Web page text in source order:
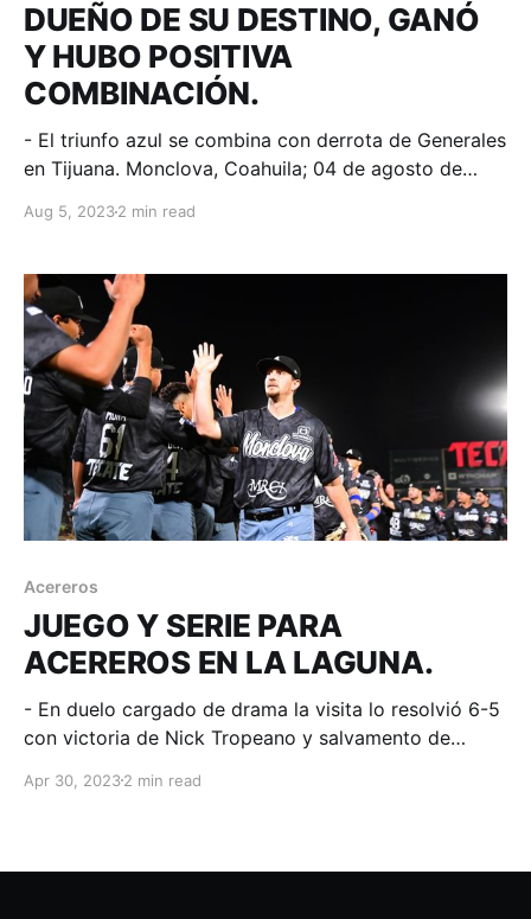
DUEÑO DE SU DESTINO, GANÓ
Y HUBO POSITIVA
COMBINACIÓN.
- El triunfo azul se combina con derrota de Generales
en Tijuana. Monclova, Coahuila; 04 de agosto de
de 4 imparables, Ramón Hernández dio jonrón de 3 y
con un par de indiscutibles cada uno para que
Acereros
Aug 5, 20232 min read
Acereros
JUEGO Y SERIE PARA
ACEREROS EN LA LAGUNA.
- En duelo cargado de drama la visita lo resolvió 6-5
con victoria de Nick Tropeano y salvamento de
2023. Acereros-Comunicación. La serie se pintó de
Apr 30, 20232 min read